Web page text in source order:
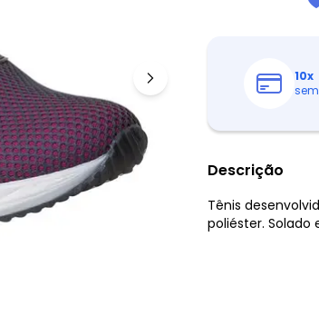
10x
Descrição
Tênis
poliéster.